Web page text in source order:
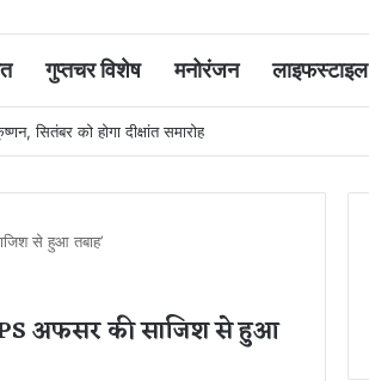
गुप्तचर विशेष मनोरंजन लाइफस्टाइल
गई बर्बाद; सुप्रीम कोर्ट ने किया बरी
से हुआ तबाह’
अफसर की साजिश से हुआ